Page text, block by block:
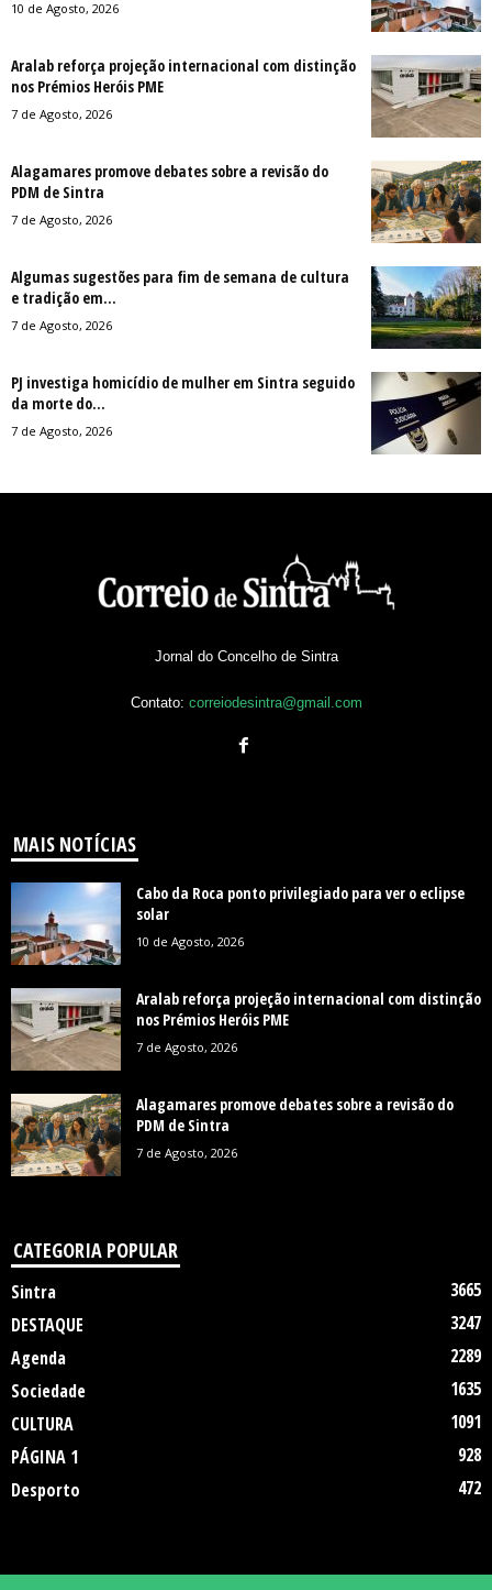
10 de Agosto, 2026
Aralab reforça projeção internacional com distinção
nos Prémios Heróis PME
7 de Agosto, 2026
Alagamares promove debates sobre a revisão do
PDM de Sintra
7 de Agosto, 2026
Algumas sugestões para fim de semana de cultura
e tradição em...
7 de Agosto, 2026
PJ investiga homicídio de mulher em Sintra seguido
da morte do...
7 de Agosto, 2026
Jornal do Concelho de Sintra
Contato: correiodesintra@gmail.com
MAIS NOTÍCIAS
Cabo da Roca ponto privilegiado para ver o eclipse
solar
10 de Agosto, 2026
Aralab reforça projeção internacional com distinção
nos Prémios Heróis PME
7 de Agosto, 2026
Alagamares promove debates sobre a revisão do
PDM de Sintra
7 de Agosto, 2026
CATEGORIA POPULAR
Sintra
3665
DESTAQUE
3247
Agenda
2289
Sociedade
1635
CULTURA
1091
PÁGINA 1
928
Desporto
472